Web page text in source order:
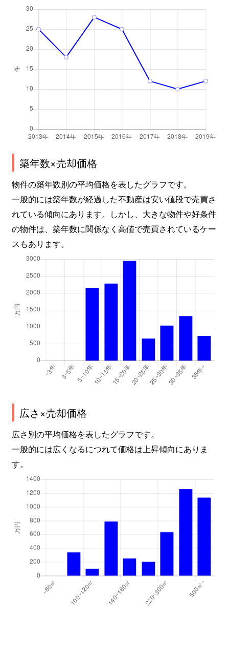
築年数×売却価格
物件の築年数別の平均価格を表したグラフです。
一般的には築年数が経過した不動産は安い値段で売買さ
れている傾向にあります。しかし、大きな物件や好条件
の物件は、築年数に関係なく高値で売買されているケー
スもあります。
広さ×売却価格
広さ別の平均価格を表したグラフです。
一般的には広くなるにつれて価格は上昇傾向にありま
す。